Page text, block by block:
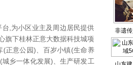
,为小区业主及周边居民提供
旗下桂林正意大数据科技城项
(正意公园)、百岁小镇(生命养
乡一体化发展)、生产研发工
界
非遗